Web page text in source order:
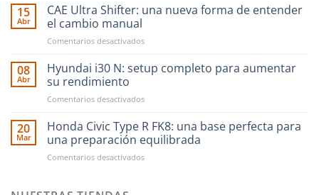
financiar
en
Motorsport
fácil
nunca
15
Abr
CAE Ultra Shifter: una nueva forma de entender
el cambio manual
Comentarios desactivadosen
Ultra
Shifter:
nueva
de
entender
cambio
08
Abr
Hyundai i30 N: setup completo para aumentar
su rendimiento
Comentarios desactivadosen
i30
setup
completo
20
Mar
Honda Civic Type R FK8: una base perfecta para
una preparación equilibrada
Comentarios desactivadosen